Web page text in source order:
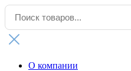
О компании